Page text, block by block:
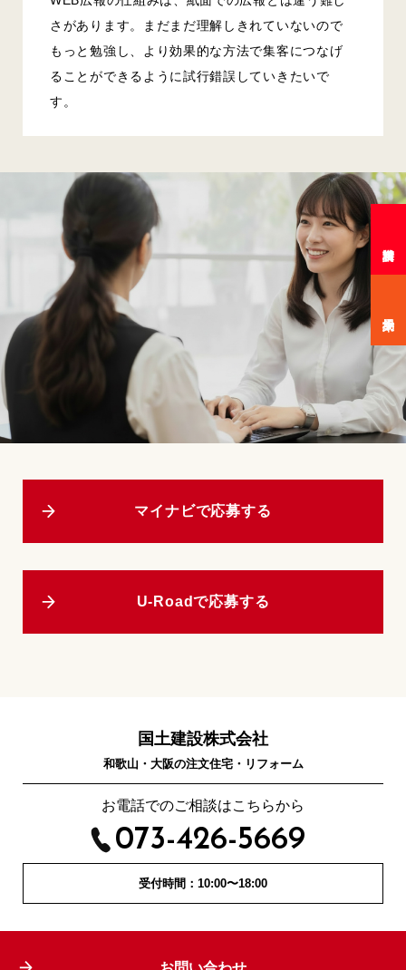
さがあります。まだまだ理解しきれていないので
もっと勉強し、より効果的な方法で集客につなげ
ることができるように試行錯誤していきたいで
す。
マイナビで応募する
U-Roadで応募する
国土建設株式会社
和歌山・大阪の注文住宅・リフォーム
お電話でのご相談はこちらから
073-426-5669
受付時間：10:00〜18:00